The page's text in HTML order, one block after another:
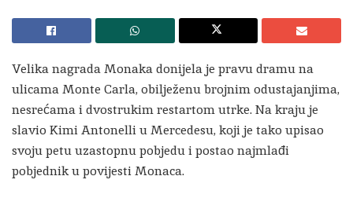
Velika nagrada Monaka donijela je pravu dramu na
ulicama Monte Carla, obilježenu brojnim odustajanjima,
nesrećama i dvostrukim restartom utrke. Na kraju je
slavio Kimi Antonelli u Mercedesu, koji je tako upisao
svoju petu uzastopnu pobjedu i postao najmlađi
pobjednik u povijesti Monaca.